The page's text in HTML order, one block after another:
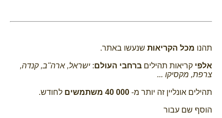
תהנו מכל הקריאות שנעשו באתר.
אלפי קריאות תהילים ברחבי העולם: ישראל, ארה''ב, קנדה,
צרפת, מקסיקו ...
תהילים אונליין זה יותר מ- לחודש.
הוסף שם עבור